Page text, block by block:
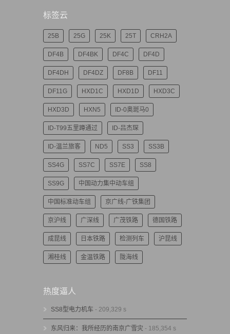
标签云
25B 25G 25K 25T CRH2A
DF4B DF4BK DF4C DF4D
DF4DH DF4DZ DF8B DF11
DF11G HXD1C HXD1D HXD3C
HXD3D HXN5 ID-0奥斑马0
ID-T99五里蹲通过 ID-吕杰琛
ID-温兰旅客 ND5 SS3 SS3B
SS4G SS7C SS7E SS8
SS9G 中国动力集中动车组
中国标准动车组 京广线-广铁集团
京沪线 广深线 广茂铁路 德国铁路
成昆线 日本铁路 检测列车 沪昆线
湘桂线 金温铁路 陇海线
热度逼人
SS8型电力机车 - 209,329 s
东风归来：我所经历的南京广雪灾 - 185,354 s